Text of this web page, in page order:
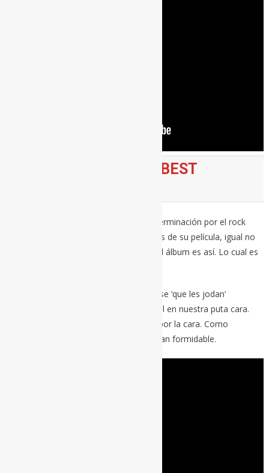
LIVING WELL IS THE BEST
Me llamó la atención en su día esta determinación por el rock
acelerado y casi garajero. A estas alturas de su película, igual no
pegaba demasiado, ¿no? Porque todo el álbum es así. Lo cual es
Pero lo que más me gusta de REM es ese ‘que les jodan’
constante que mantuvieron hasta el final en nuestra puta cara.
Esto parece sencillo, pero es un himno por la cara. Como
‘Supernatural superserious’ con ese riff tan formidable.